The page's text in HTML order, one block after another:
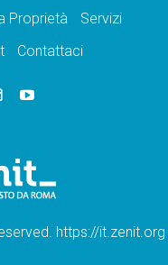
Proprietà
Servizi
Contattaci
https://it.zenit.org